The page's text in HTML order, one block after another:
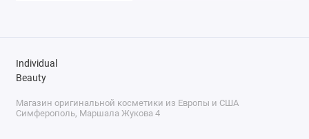
Individual
Beauty
Магазин оригинальной косметики из Европы и США
Симферополь, Маршала Жукова 4